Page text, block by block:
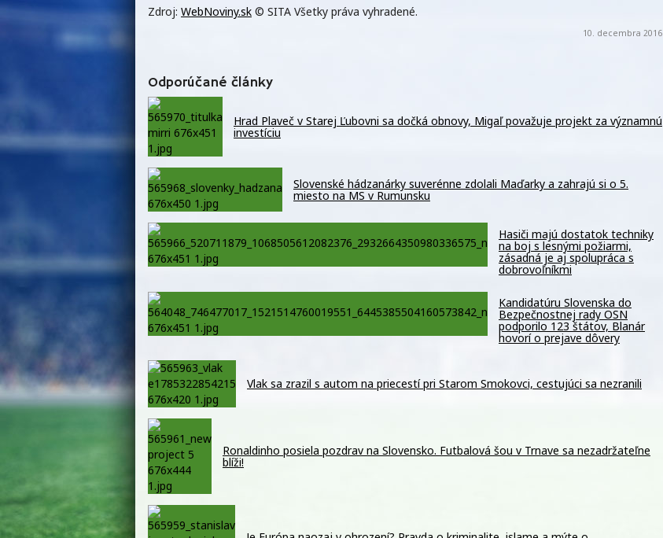
Zdroj: WebNoviny.sk © SITA Všetky práva vyhradené.
10. decembra 2016
Odporúčané články
Hrad Plaveč v Starej Ľubovni sa dočká obnovy, Migaľ považuje projekt za významnú
investíciu
Slovenské hádzanárky suverénne zdolali Maďarky a zahrajú si o 5.
miesto na MS v Rumunsku
Hasiči majú dostatok techniky
na boj s lesnými požiarmi,
zásadná je aj spolupráca s
dobrovoľníkmi
Kandidatúru Slovenska do
Bezpečnostnej rady OSN
podporilo 123 štátov, Blanár
hovorí o prejave dôvery
Vlak sa zrazil s autom na priecestí pri Starom Smokovci, cestujúci sa nezranili
Ronaldinho posiela pozdrav na Slovensko. Futbalová šou v Trnave sa nezadržateľne
blíži!